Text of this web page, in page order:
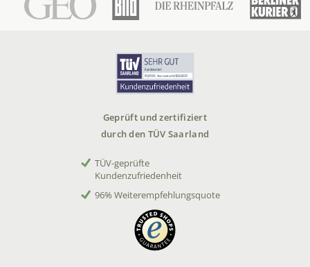
Geprüft und zertifiziert
durch den TÜV Saarland
TÜV-geprüfte
Kundenzufriedenheit
96% Weiterempfehlungsquote